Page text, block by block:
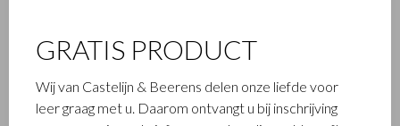
FAMILIEBEDRIJF
gerenommeerd familiebedrijf dat al sinds 1945 luxe
lederwaren ontwerpt en vervaardigt. Het bedrijf werd
GRATIS PRODUCT
Wij van Castelijn & Beerens delen onze liefde voor
leer graag met u. Daarom ontvangt u bij inschrijving